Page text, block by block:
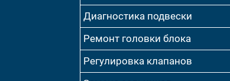
Диагностика подвески
Ремонт головки блока
Регулировка клапанов